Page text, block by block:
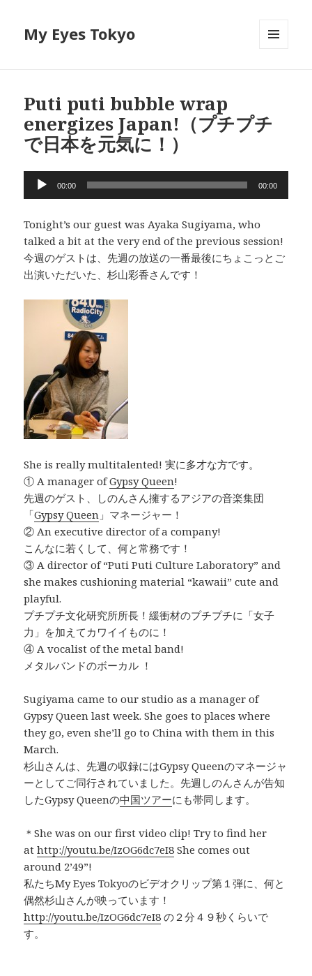
My Eyes Tokyo
Puti puti bubble wrap
energizes Japan!（プチプチ
で日本を元気に！）
声
レ
ー
ヤ
ー
00:00 00:00
Tonight’s our guest was Ayaka Sugiyama, who
talked a bit at the very end of the previous session!
今週のゲストは、先週の放送の一番最後にちょこっとご
出演いただいた、杉山彩香さんです！
She is really multitalented! 実に多才な方です。
① A manager ofGypsy Queen!
先週のゲスト、しのんさん擁するアジアの音楽集団
「Gypsy Queen 」マネージャー！
② An executive director of a company!
こんなに若くして、何と常務です！
③ A director of “Puti Puti Culture Laboratory” and
she makes cushioning material “kawaii” cute and
playful.
プチプチ文化研究所所長！緩衝材のプチプチに「女子
力」を加えてカワイイものに！
④ A vocalist of the metal band!
メタルバンドのボーカル ！
Sugiyama came to our studio as a manager of
Gypsy Queen last week. She goes to places where
they go, even she’ll go to China with them in this
March.
杉山さんは、先週の収録にはGypsy Queenのマネージャ
ーとしてご同行されていました。先週しのんさんが告知
したGypsy Queenの中国ツアーにも帯同します。
＊She was on our first video clip! Try to find her
athttp://youtu.be/IzOG6dc7eI8 She comes out
around 2’49”!
私たちMy Eyes Tokyoのビデオクリップ第１弾に、何と
偶然杉山さんが映っています！
http://youtu.be/IzOG6dc7eI8 の２分４９秒くらいで
す。